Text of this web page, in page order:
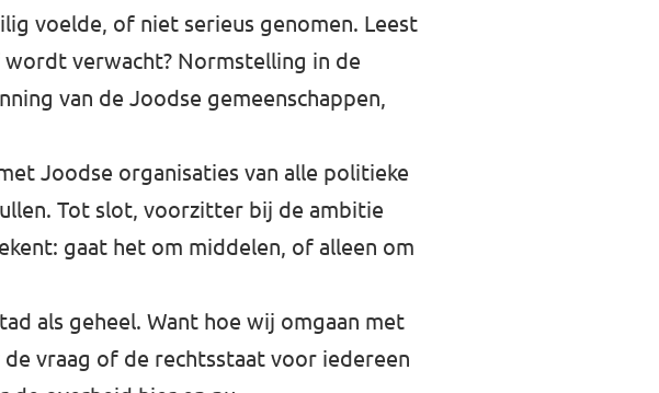
voelde, of niet serieus genomen. Leest
verwacht? Normstelling in de
van de Joodse gemeenschappen,
Joodse organisaties van alle politieke
Tot slot, voorzitter bij de ambitie
gaat het om middelen, of alleen om
als geheel. Want hoe wij omgaan met
vraag of de rechtsstaat voor iedereen